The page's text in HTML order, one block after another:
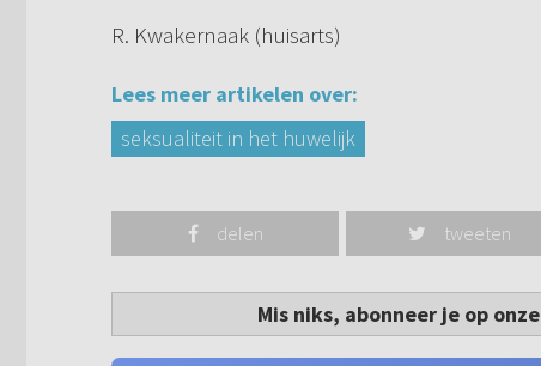
R. Kwakernaak (huisarts)
Lees meer artikelen over:
seksualiteit in het huwelijk
delen tweeten
Mis niks, abonneer je op onze